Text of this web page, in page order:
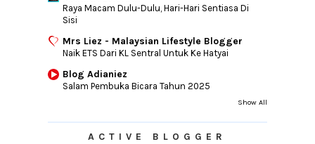
Raya Macam Dulu-Dulu, Hari-Hari Sentiasa Di
Sisi
Mrs Liez - Malaysian Lifestyle Blogger
Naik ETS Dari KL Sentral Untuk Ke Hatyai
Blog Adianiez
Salam Pembuka Bicara Tahun 2025
Show All
ACTIVE BLOGGER